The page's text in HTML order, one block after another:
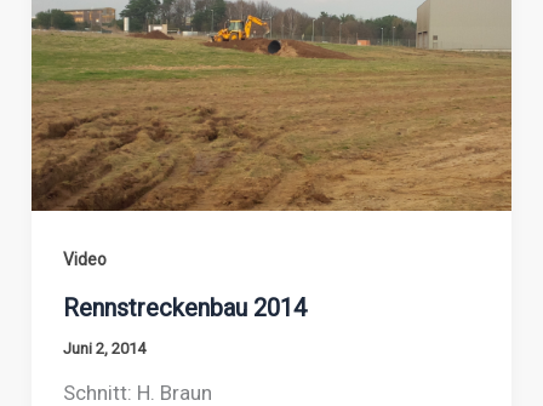
Video
Rennstreckenbau 2014
Juni 2, 2014
Schnitt: H. Braun